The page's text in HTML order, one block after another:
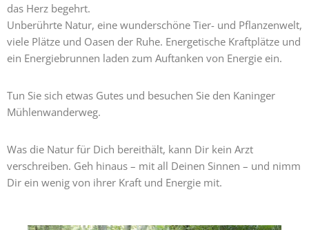
das Herz begehrt.
Unberührte Natur, eine wunderschöne Tier- und Pflanzenwelt,
viele Plätze und Oasen der Ruhe. Energetische Kraftplätze und
ein Energiebrunnen laden zum Auftanken von Energie ein.
Tun Sie sich etwas Gutes und besuchen Sie den Kaninger
Mühlenwanderweg.
Was die Natur für Dich bereithält, kann Dir kein Arzt
verschreiben. Geh hinaus – mit all Deinen Sinnen – und nimm
Dir ein wenig von ihrer Kraft und Energie mit.